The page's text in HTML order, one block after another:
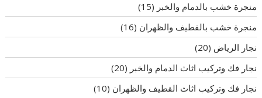
منجرة خشب بالدمام والخبر (15)
منجرة خشب بالقطيف والظهران (16)
نجار الرياض (20)
نجار فك وتركيب اثاث الدمام والخبر (20)
نجار فك وتركيب اثاث القطيف والظهران (10)